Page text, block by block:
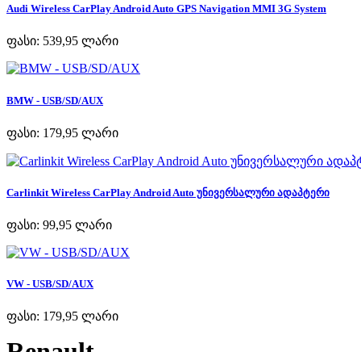
Audi Wireless CarPlay Android Auto GPS Navigation MMI 3G System
ფასი: 539,95 ლარი
BMW - USB/SD/AUX
ფასი: 179,95 ლარი
Carlinkit Wireless CarPlay Android Auto უნივერსალური ადაპტერი
ფასი: 99,95 ლარი
VW - USB/SD/AUX
ფასი: 179,95 ლარი